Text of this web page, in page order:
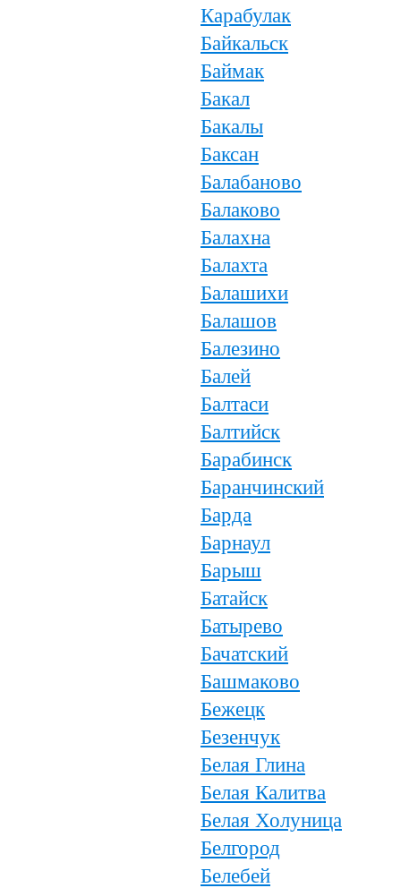
Карабулак
Байкальск
Баймак
Бакал
Бакалы
Баксан
Балабаново
Балаково
Балахна
Балахта
Балашихи
Балашов
Балезино
Балей
Балтаси
Балтийск
Барабинск
Баранчинский
Барда
Барнаул
Барыш
Батайск
Батырево
Бачатский
Башмаково
Бежецк
Безенчук
Белая Глина
Белая Калитва
Белая Холуница
Белгород
Белебей